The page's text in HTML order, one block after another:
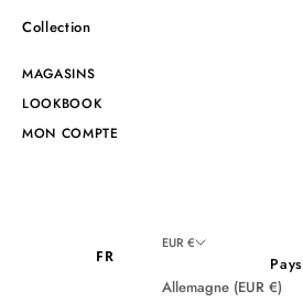
Collection
MAGASINS
LOOKBOOK
MON COMPTE
FR
EUR €
Pays
Allemagne (EUR €)